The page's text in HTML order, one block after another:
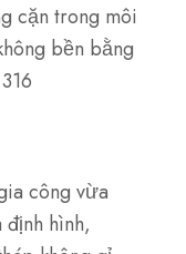
cặn trong môi
bền bằng
công vừa
hình,